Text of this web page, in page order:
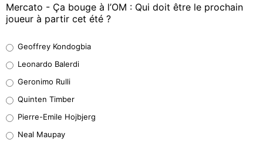
Mercato - Ça bouge à l’OM : Qui doit être le prochain
joueur à partir cet été ?
38%
32%
5%
Geoffrey Kondogbia
Leonardo Balerdi
Geronimo Rulli
Quinten Timber
Pierre-Emile Hojbjerg
Neal Maupay